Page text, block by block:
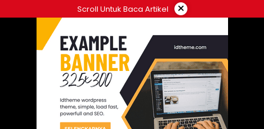
ke
Scroll Untuk Baca Artikel ×